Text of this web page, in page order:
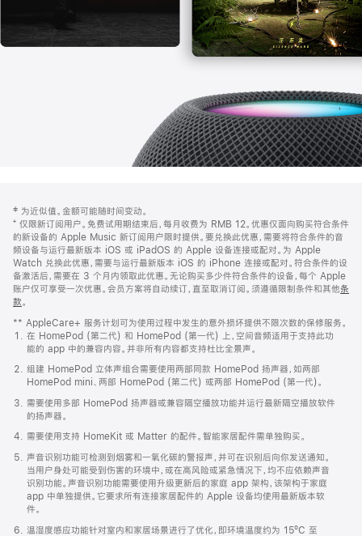
页
页
脚
注
‡ 为近似值。金额可能随时间变动。
⁺ 仅限新订阅用户。免费试用期结束后，每月收费为 RMB 12。优惠仅面向购买符合条件
的新设备的 Apple Music 新订阅用户限时提供。要兑换此优惠，需要将符合条件的音
频设备与运行最新版本 iOS 或 iPadOS 的 Apple 设备连接或配对。为 Apple
Watch 兑换此优惠，需要与运行最新版本 iOS 的 iPhone 连接或配对。符合条件的设
备激活后，需要在 3 个月内领取此优惠。无论购买多少件符合条件的设备，每个 Apple
账户仅可享受一次优惠。会员方案将自动续订，直至取消订阅。须遵循限制条件和其他条
款。
窗
口
中
打
开)
** AppleCare+ 服务计划可为使用过程中发生的意外损坏提供不限次数的保修服务。
在 HomePod (第二代) 和 HomePod (第一代) 上，空间音频适用于支持此功
能的 app 中的兼容内容。并非所有内容都支持杜比全景声。
组建 HomePod 立体声组合需要使用两部同款 HomePod 扬声器，如两部
HomePod mini、两部 HomePod (第二代) 或两部 HomePod (第一代)。
需要使用多部 HomePod 扬声器或兼容隔空播放功能并运行最新隔空播放软件
的扬声器。
需要使用支持 HomeKit 或 Matter 的配件。智能家居配件需单独购买。
声音识别功能可检测到烟雾和一氧化碳的警报声，并可在识别后向你发送通知。
当用户身处可能受到伤害的环境中，或在高风险或紧急情况下，均不应依赖声音
识别功能。声音识别功能需要使用升级更新后的家庭 app 架构，该架构于家庭
app 中单独提供。它要求所有连接家居配件的 Apple 设备均使用最新版本软
件。
温湿度感应功能针对室内和家居场景进行了优化，即环境温度约为 15ºC 至